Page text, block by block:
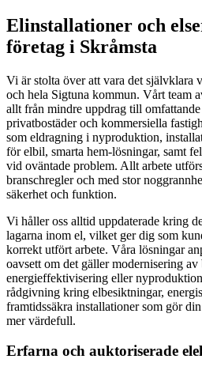
Elinstallationer och
företag i Skråmsta
Vi är stolta över att vara det självklara
och hela Sigtuna kommun. Vårt team
allt från mindre uppdrag till
privatbostäder och kommersiella
som eldragning i nyproduktion,
för elbil, smarta hem-lösningar, samt
vid oväntade problem. Allt arbete
branschregler och med stor
säkerhet och funktion.
Vi håller oss alltid uppdaterade kring
lagarna inom el, vilket ger dig som
korrekt utfört arbete. Våra lösningar
oavsett om det gäller modernisering
energieffektivisering eller
rådgivning kring elbesiktningar,
framtidssäkra installationer som gör
mer värdefull.
Erfarna och auktoriserade